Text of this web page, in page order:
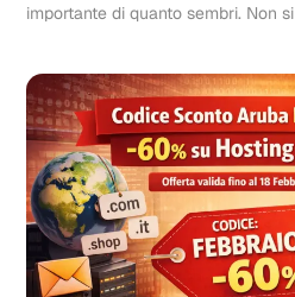
importante di quanto sembri. Non si